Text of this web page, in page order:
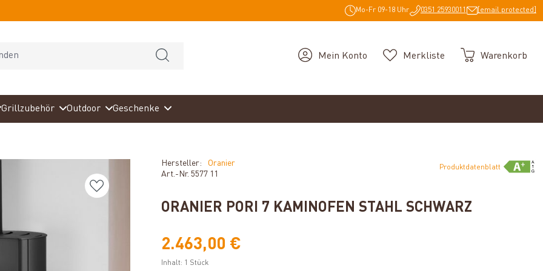
Mo-Fr 09-18 Uhr 0351 25930011 [email protected]
Mein Konto Merkliste Warenkorb
Grillzubehör Outdoor Geschenke
Hersteller:
Oranier
Art.-Nr. 5577 11
Produktdatenblatt
ORANIER PORI 7 KAMINOFEN STAHL SCHWARZ
2.463,00 €
Inhalt: 1 Stück